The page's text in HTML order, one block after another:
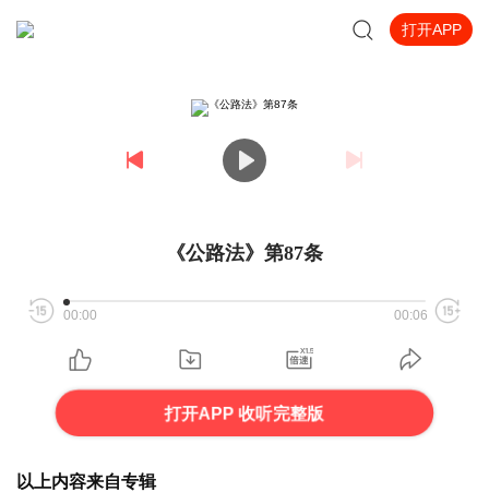
打开APP
《公路法》第87条
00:00 00:06
打开APP 收听完整版
以上内容来自专辑